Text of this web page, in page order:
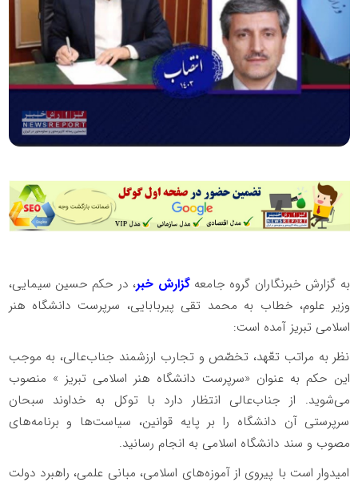
به گزارش خبرنگاران گروه جامعه گزارش خبر، در حکم حسین سیمایی،
وزیر علوم، خطاب به محمد تقی پیربابایی، سرپرست دانشگاه هنر
اسلامی تبریز آمده است:
نظر به مراتب تعّهد، تخصّص و تجارب ارزشمند جناب‌عالی، به موجب
این حکم به عنوان «سرپرست دانشگاه هنر اسلامی تبریز » منصوب
می‌شوید. از جناب‌عالی انتظار دارد با توکل به خداوند سبحان
سرپرستی آن دانشگاه را بر پایه قوانین، سیاست‌ها و برنامه‌های
مصوب و سند دانشگاه اسلامی به انجام رسانید.
امیدوار است با پیروی از آموزه‌های اسلامی، مبانی علمی، راهبرد دولت